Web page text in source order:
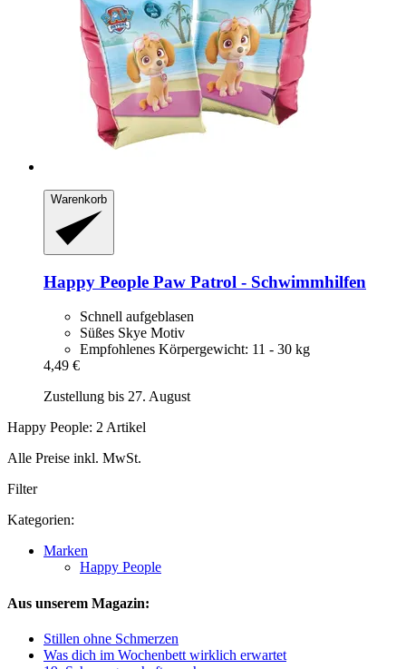
Warenkorb
Happy People Paw Patrol -​ Schwimmhilfen
Schnell aufgeblasen
Süßes Skye Motiv
Empfohlenes Körpergewicht: 11 - 30 kg
4,49 €
Zustellung bis 27. August
Happy People: 2 Artikel
Alle Preise inkl. MwSt.
Filter
Kategorien:
Marken
Happy People
Aus unserem Magazin:
Stillen ohne Schmerzen
Was dich im Wochenbett wirklich erwartet